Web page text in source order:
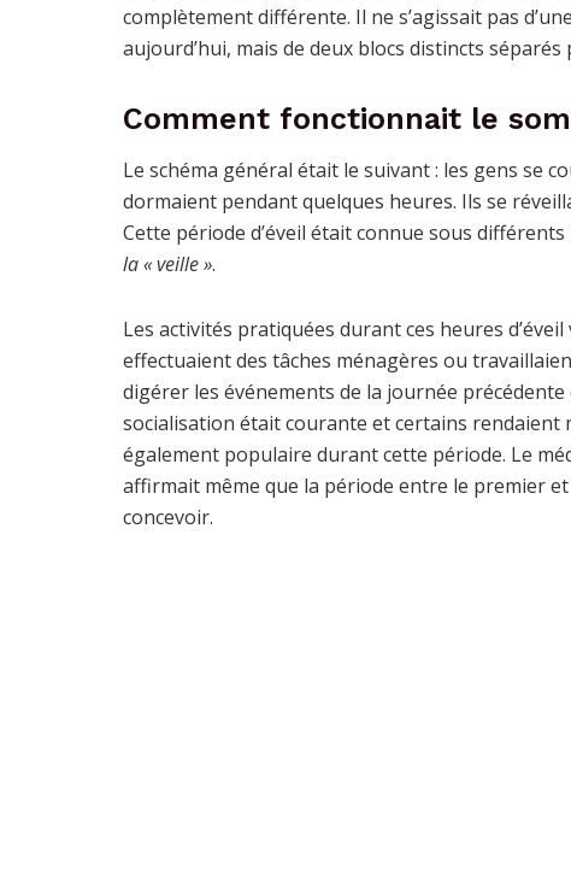
complètement différente. Il ne s’agissait pas
aujourd’hui, mais de deux blocs distincts séparés
Comment fonctionnait le
Le schéma général était le suivant : les gens se
dormaient pendant quelques heures. Ils se
Cette période d’éveil était connue sous
la « veille ».
Les activités pratiquées durant ces heures
effectuaient des tâches ménagères ou
digérer les événements de la journée
socialisation était courante et certains rendaient
également populaire durant cette période. Le
affirmait même que la période entre le premier
concevoir.